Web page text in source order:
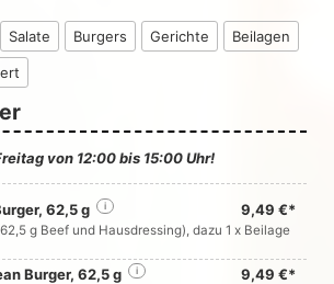
Salate Burgers Gerichte Beilagen
von 12:00 bis 15:00 Uhr!
62,5 g 9,49 €*
i
g Beef und Hausdressing), dazu 1 x Beilage
Burger, 62,5 g 9,49 €*
i